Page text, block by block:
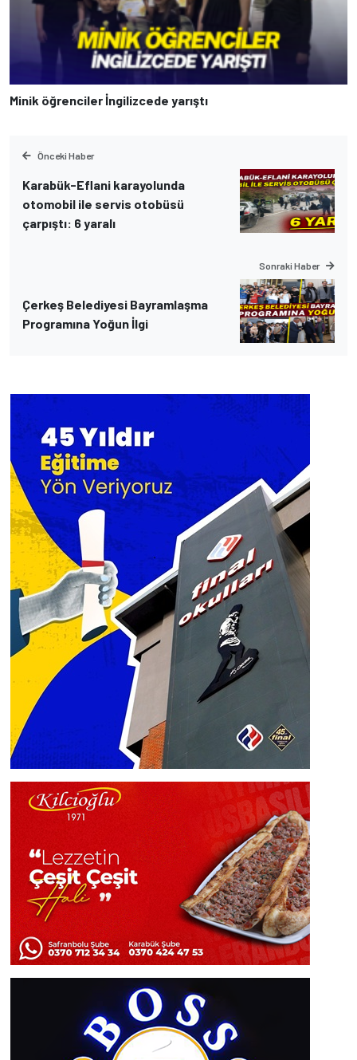
Minik öğrenciler İngilizcede yarıştı
Önceki Haber
Karabük-Eflani karayolunda
otomobil ile servis otobüsü
çarpıştı: 6 yaralı
Sonraki Haber
Çerkeş Belediyesi Bayramlaşma
Programına Yoğun İlgi